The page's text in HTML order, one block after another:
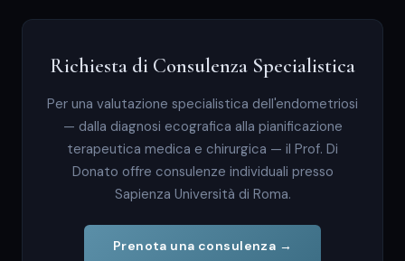
Richiesta di Consulenza Specialistica
Per una valutazione specialistica dell'endometriosi
— dalla diagnosi ecografica alla pianificazione
terapeutica medica e chirurgica — il Prof. Di
Donato offre consulenze individuali presso
Sapienza Università di Roma.
Prenota una consulenza →